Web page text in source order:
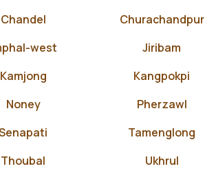
Chandel
Churachandpur
west
Jiribam
Kamjong
Kangpokpi
Noney
Pherzawl
Tamenglong
Thoubal Ukhrul